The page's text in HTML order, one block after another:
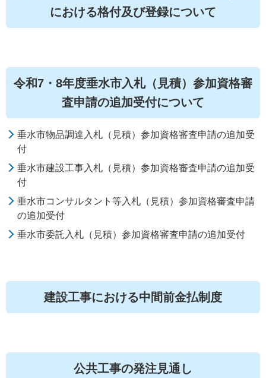
における格付及び登録について
令和7・8年度垂水市入札（見積）参加資格審
査申請の追加受付について
垂水市物品調達入札（見積）参加資格審査申請の追加受
付
垂水市建設工事入札（見積）参加資格審査申請の追加受
付
垂水市コンサルタント等入札（見積）参加資格審査申請
の追加受付
垂水市委託入札（見積）参加資格審査申請の追加受付
建設工事における中間前金払制度
公共工事の発注見通し